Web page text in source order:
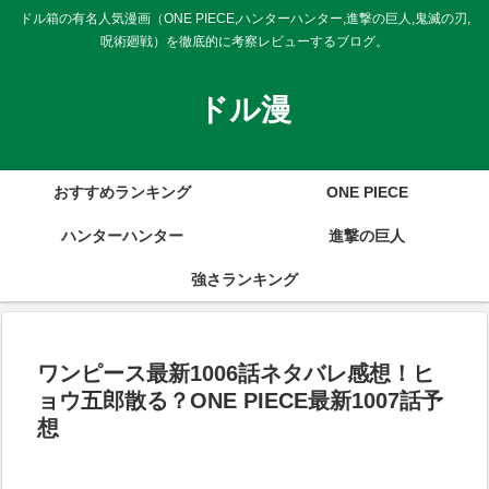
ドル箱の有名人気漫画（ONE PIECE,ハンターハンター,進撃の巨人,鬼滅の刃,
呪術廻戦）を徹底的に考察レビューするブログ。
ドル漫
おすすめランキング ONE PIECE
ハンターハンター 進撃の巨人
強さランキング
ワンピース最新1006話ネタバレ感想！ヒ
ョウ五郎散る？ONE PIECE最新1007話予
想